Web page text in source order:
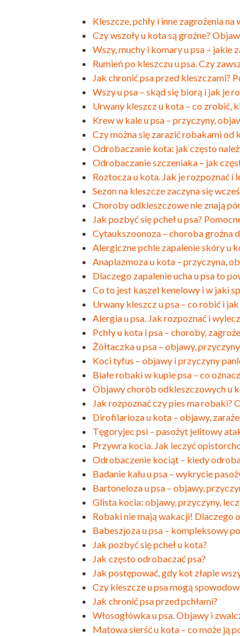
Kleszcze, pchły i inne zagrożenia
Czy wszoły u kota są groźne?
Wszy, muchy i komary u psa – jakie
Rumień po kleszczu u psa. Czy
Jak chronić psa przed kleszczami?
Wszy u psa – skąd się biorą i jak je
Urwany kleszcz u kota – co zrobić,
Krew w kale u psa – przyczyny,
Czy można się zarazić robakami od
Odrobaczanie kota: jak często
Odrobaczanie szczeniaka – jak
Roztocza u kota. Jak je rozpoznać i
Sezon na kleszcze zaczyna się
Choroby odkleszczowe nie znają
Jak pozbyć się pcheł u psa?
Cytaukszoonoza – choroba groźna
Alergiczne pchle zapalenie skóry u
Anaplazmoza u kota – przyczyna,
Dlaczego zapalenie ucha u psa to
Co to jest kaszel kenelowy i w jaki
Urwany kleszcz u psa – co robić i
Alergia u psa. Jak rozpoznać i
Pchły u kota i psa – choroby,
Żółtaczka u psa – objawy,
Koci tyfus – objawy i przyczyny
Białe robaki w kupie psa – co
Objawy chorób odkleszczowych u
Jak rozpoznać czy pies ma robaki?
Dirofilarioza u kota – objawy,
Tęgoryjec psi – pasożyt jelitowy
Przywra kocia. Jak leczyć
Odrobaczenie kociąt – kiedy
Badanie kału u psa – wykrycie
Bartoneloza u psa – objawy,
Glista kocia: objawy, przyczyny,
Robaki nie mają wakacji! Dlaczego
Babeszjoza u psa – kompleksowy
Jak pozbyć się pcheł u kota?
Jak często odrobaczać psa?
Jak postępować, gdy kot złapie
Czy kleszcze u psa mogą
Jak chronić psa przed pchłami?
Włosogłówka u psa. Objawy i
Matowa sierść u kota – co może ją